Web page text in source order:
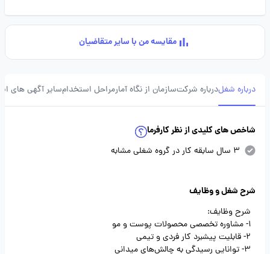
مقایسه من با سایر متقاضیان
درباره شغلدرباره شرکتسازمان از نگاه آمارمراحل استخدامسایر آگهی های
شاخص های کلیدی از نظر کارفرما
3 سال سابقه کار در گروه شغلی مشابه
شرح شغل و وظایف
شرح وظایف:
1- مشاوره تخصصی محصولات پوست و مو
2- قابلیت پیشبرد کار فردی و تیمی
3- توانایی رسیدگی به چالش‌های میدانی